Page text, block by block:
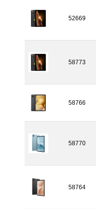
52669
58773
58766
58770
58764